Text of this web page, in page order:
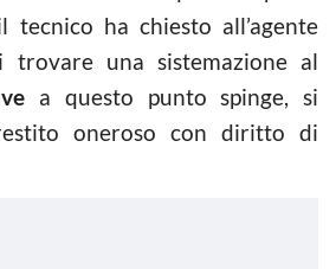
tecnico ha chiesto all’agente
trovare una sistemazione al
a questo punto spinge, si
oneroso con diritto di